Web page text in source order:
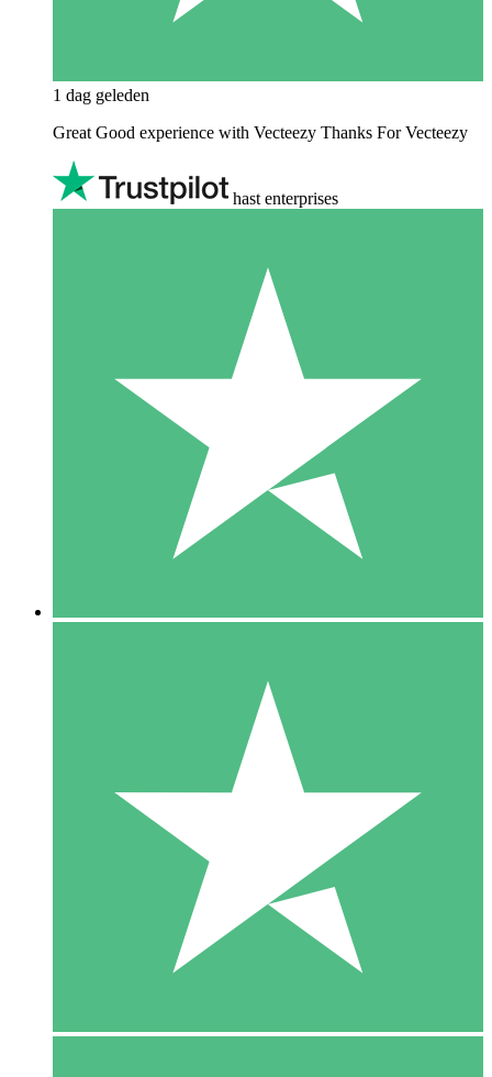
1 dag geleden
Great Good experience with Vecteezy Thanks For Vecteezy
hast enterprises